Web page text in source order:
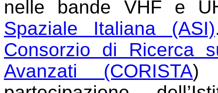
nelle bande VHF e
Spaziale Italiana (ASI)
Consorzio di Ricerca
Avanzati (CORISTA)